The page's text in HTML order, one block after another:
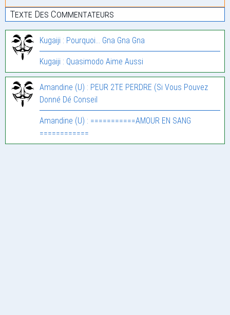
Texte Des Commentateurs
Kugaiji : Pourquoi… Gna Gna Gna
Kugaiji : Quasimodo Aime Aussi
Amandine (U) : PEUR 2TE PERDRE (Si Vous Pouvez
Donné Dé Conseil
Amandine (U) : ===========AMOUR EN SANG
============